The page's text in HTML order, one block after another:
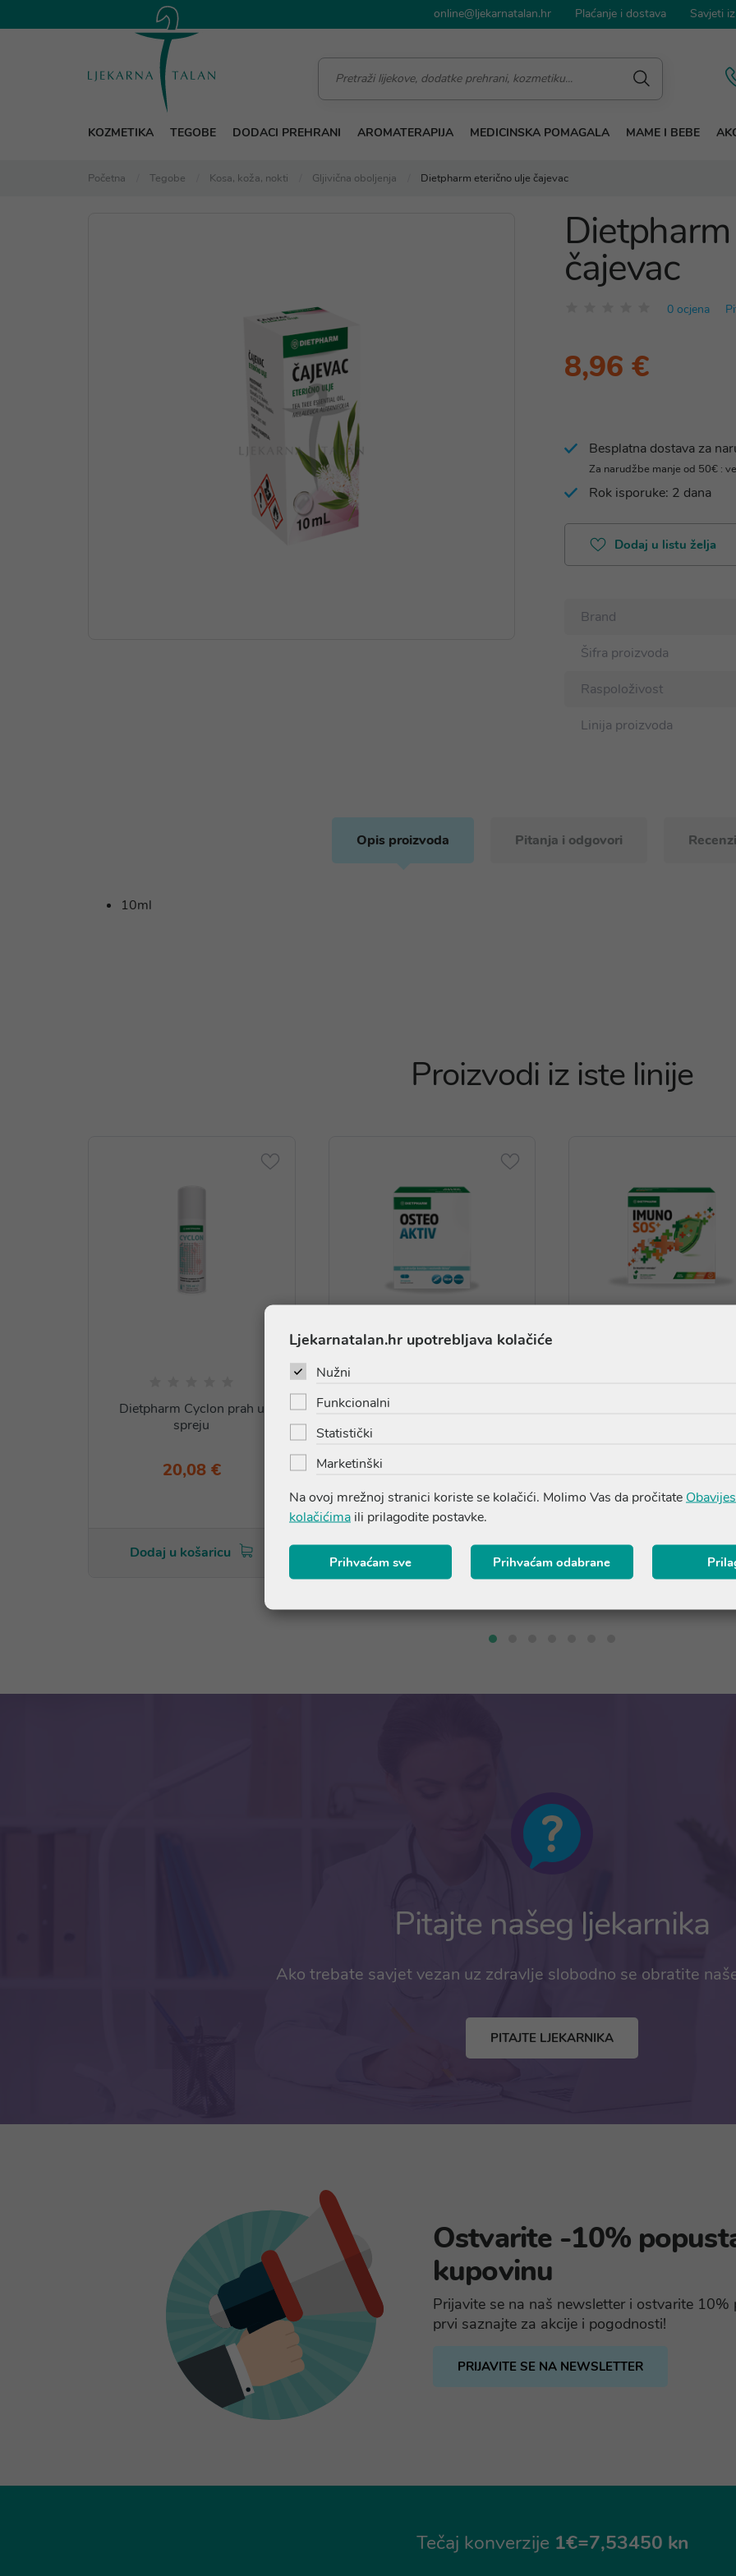
online@ljekarnatalan.hr Plaćanje i dostava Savjeti
KOZMETIKA TEGOBE DODACI PREHRANI AROMATERAPIJA MEDICINSKA POMAGALA MAME I BEBE
Početna Tegobe Kosa, koža, nokti Gljivična oboljenja Dietpharm eterično ulje čajevac
čajevac
0 ocjena
8,96 €
Besplatna dostava za
Za narudžbe manje od 50€ :
Rok isporuke: 2 dana
Dodaj u listu želja
Brand
Šifra proizvoda
Raspoloživost
Linija proizvoda
Opis proizvoda Pitanja i odgovori
10ml
Proizvodi iz iste linije
Dietpharm Cyclon prah u
spreju
20,08 €
Dodaj u košaricu
Dietpharm Osteo Aktiv
kapsule, dodatak prehrani
Dodaj u košaricu Dodaj u košaricu
Pitajte našeg ljekarnika
Ako trebate savjet vezan uz zdravlje slobodno se obratite
PITAJTE LJEKARNIKA
Ostvarite -10%
kupovinu
Prijavite se na naš newsletter i ostvarite
prvi saznajte za akcije i pogodnosti!
PRIJAVITE SE NA NEWSLETTER
Tečaj konverzije 1€=7,53450 kn
Ljekarnatalan.hr upotrebljava kolačiće
Nužni
Funkcionalni
Statistički
Marketinški
Na ovoj mrežnoj stranici koriste se kolačići. Molimo Vas da pročitate
kolačićima ili prilagodite postavke.
Prihvaćam sve Prihvaćam odabrane